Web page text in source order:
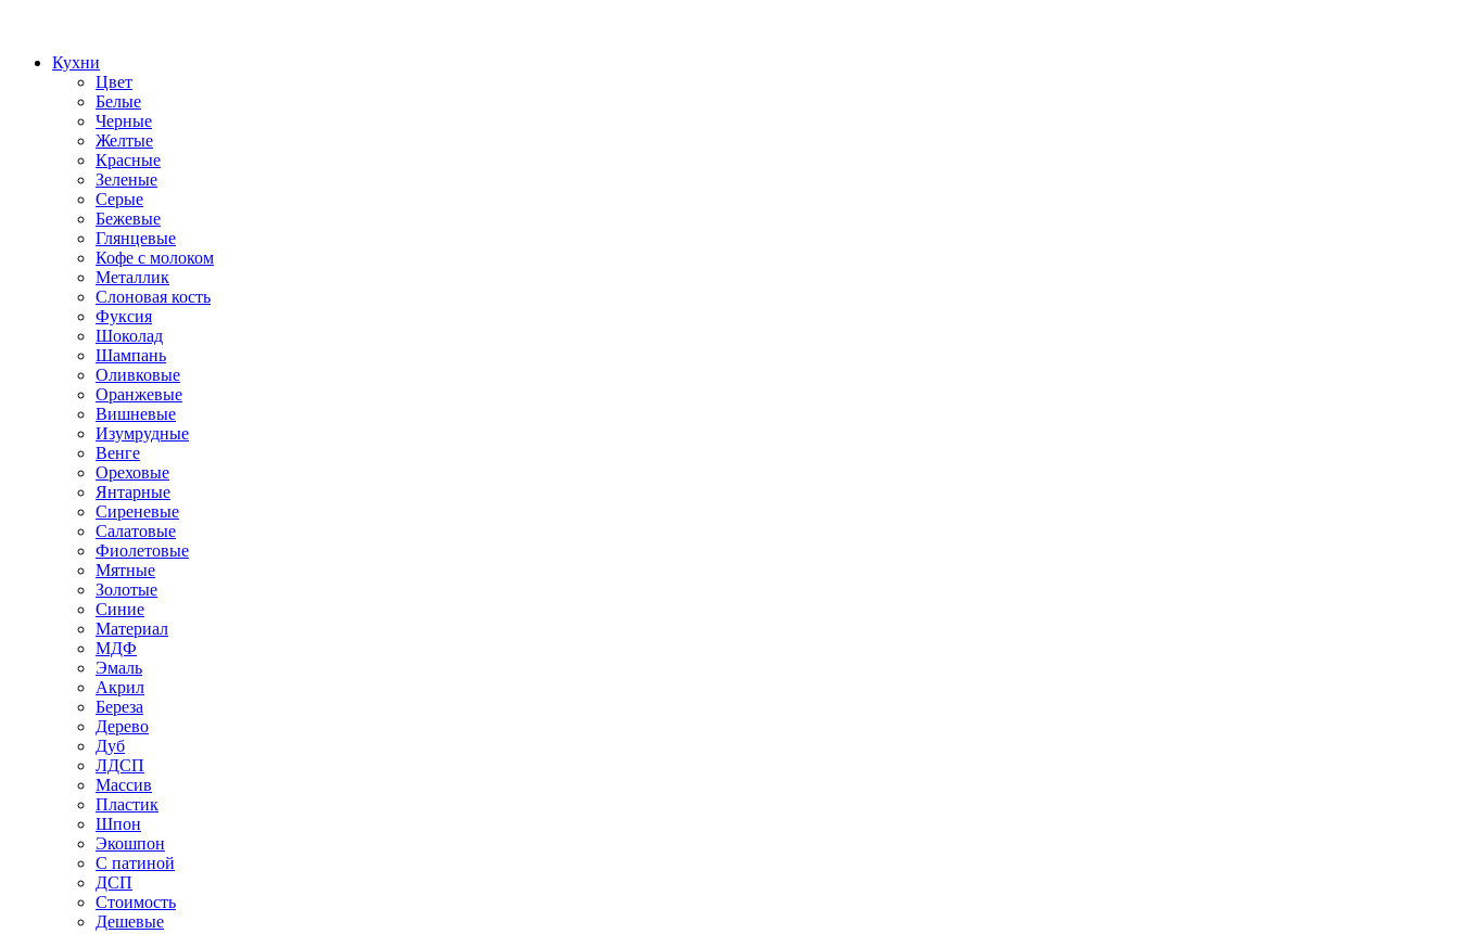
Кухни
Цвет
Белые
Черные
Желтые
Красные
Зеленые
Серые
Бежевые
Глянцевые
Кофе с молоком
Металлик
Слоновая кость
Фуксия
Шоколад
Шампань
Оливковые
Оранжевые
Вишневые
Изумрудные
Венге
Ореховые
Янтарные
Сиреневые
Салатовые
Фиолетовые
Мятные
Золотые
Синие
Материал
МДФ
Эмаль
Акрил
Береза
Дерево
Дуб
ЛДСП
Массив
Пластик
Шпон
Экошпон
С патиной
ДСП
Стоимость
Дешевые